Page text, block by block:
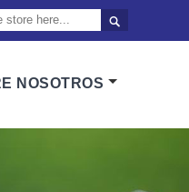

NOSOTROS